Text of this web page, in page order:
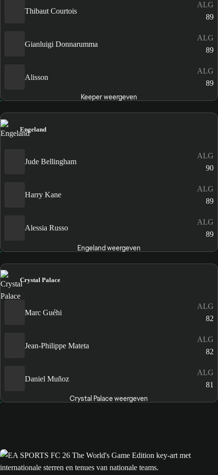
Thibaut Courtois
ALG
89
Gianluigi Donnarumma
ALG
89
Alisson
ALG
89
Keeper weergeven
Engeland
Jude Bellingham
ALG
90
Harry Kane
ALG
89
Alessia Russo
ALG
89
Engeland weergeven
Crystal Palace
Marc Guéhi
ALG
82
Jean-Philippe Mateta
ALG
82
Daniel Muñoz
ALG
81
Crystal Palace weergeven